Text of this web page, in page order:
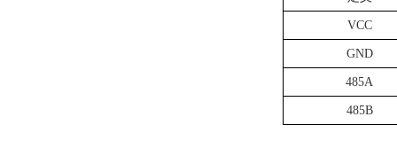
VCC
GND
485A
485B